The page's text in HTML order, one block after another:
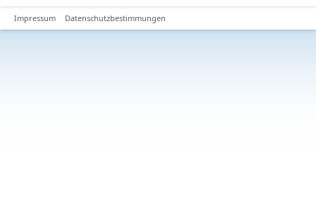
Impressum Datenschutzbestimmungen